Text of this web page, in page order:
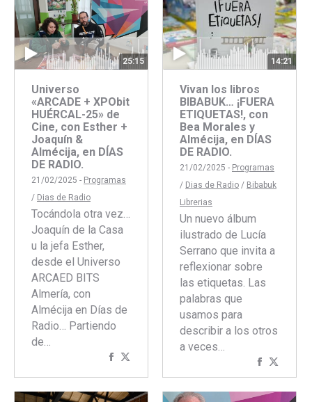
25:15
Universo
«ARCADE + XPObit
HUÉRCAL-25» de
Cine, con Esther +
Joaquín &
Almécija, en DÍAS
DE RADIO.
21/02/2025 - Programas
/ Dias de Radio
Tocándola otra vez…
Joaquín de la Casa
u la jefa Esther,
desde el Universo
ARCAED BITS
Almería, con
Almécija en Días de
Radio… Partiendo
de…
Compartir
con
Facebook
con
Twitter
14:21
Vivan los libros
BIBABUK… ¡FUERA
ETIQUETAS!, con
Bea Morales y
Almécija, en DÍAS
DE RADIO.
21/02/2025 - Programas
/ Dias de Radio / Bibabuk
Librerias
Un nuevo álbum
ilustrado de Lucía
Serrano que invita a
reflexionar sobre
las etiquetas. Las
palabras que
usamos para
describir a los otros
a veces…
Compartir
concon